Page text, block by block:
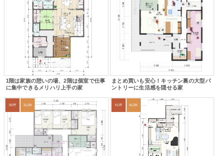
1階は家族の憩いの場、2階は個室で仕事
に集中できるメリハリ上手の家
まとめ買いも安心！キッチン裏の大型パ
ントリーに生活感を隠せる家
30坪 2LDK 41坪 4LDK